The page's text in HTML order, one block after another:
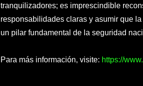
tranquilizadores; es imprescindible
responsabilidades claras y asumir que
un pilar fundamental de la seguridad
Para más información, visite: https://